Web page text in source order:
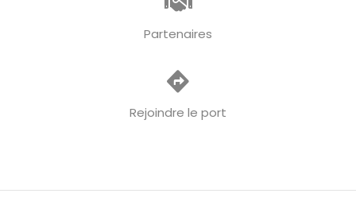
Partenaires
Rejoindre le port